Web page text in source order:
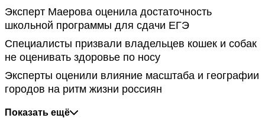
Эксперт Маерова оценила достаточность
школьной программы для сдачи ЕГЭ
Специалисты призвали владельцев кошек и собак
не оценивать здоровье по носу
Эксперты оценили влияние масштаба и географии
городов на ритм жизни россиян
Показать ещё